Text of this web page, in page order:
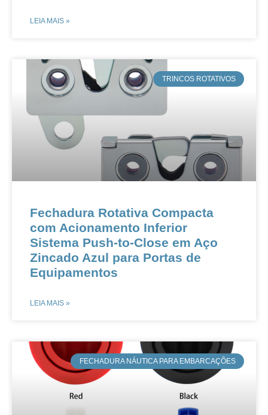
LEIA MAIS »
​TRINCOS ROTATIVOS
​​​​Fechadura Rotativa Compacta
com Acionamento Inferior​​ ​​
Sistema Push-to-Close em Aço
Zincado Azul para Portas de
Equipamentos​​
LEIA MAIS »
​FECHADURA NÁUTICA PARA EMBARCAÇÕES